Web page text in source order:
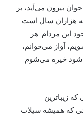
بیرون می‌آید، بر
هزاران سال است
این مرد‌ام. هر
آواز می‌خوانم،
خیره می‌شوم
زیباترین
که همیشه سیلاب